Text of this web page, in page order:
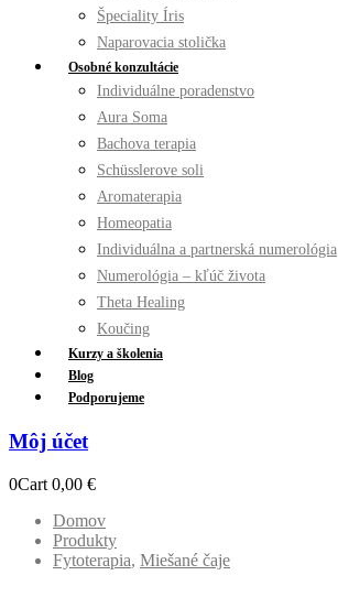
Špeciality Íris
Naparovacia stolička
Osobné konzultácie
Individuálne poradenstvo
Aura Soma
Bachova terapia
Schüsslerove soli
Aromaterapia
Homeopatia
Individuálna a partnerská numerológia
Numerológia – kľúč života
Theta Healing
Koučing
Kurzy a školenia
Blog
Podporujeme
Môj účet
0Cart 0,00 €
Domov
Produkty
Fytoterapia, Miešané čaje